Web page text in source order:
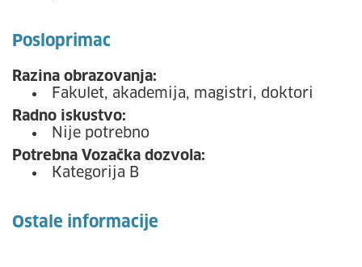
Posloprimac
Razina obrazovanja:
Fakulet, akademija, magistri, doktori
Radno iskustvo:
Nije potrebno
Potrebna Vozačka dozvola:
Kategorija B
Ostale informacije